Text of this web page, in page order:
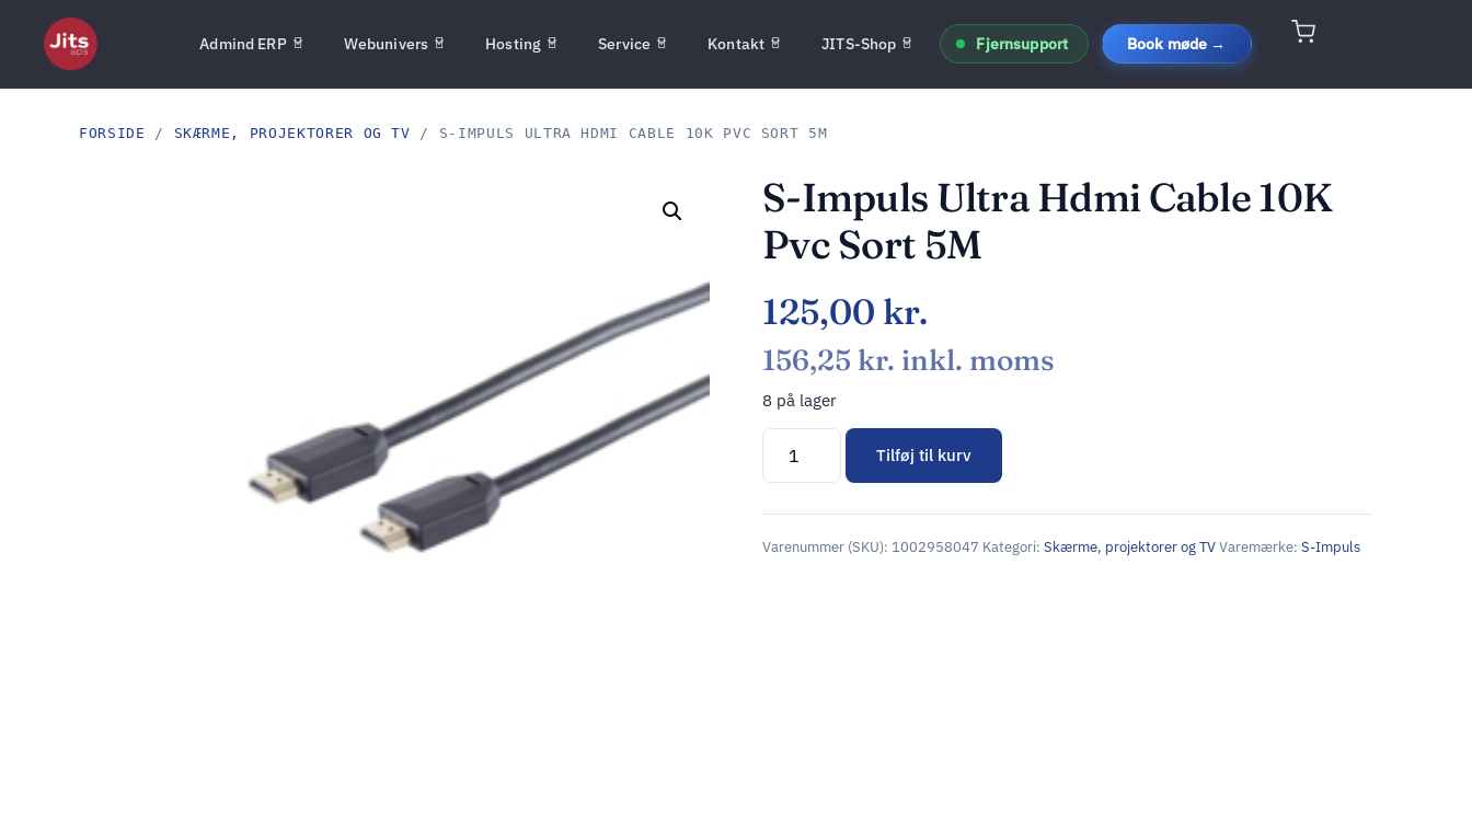
Admind ERP Webunivers Hosting Service Kontakt JITS-Shop Fjernsupport Book møde →
FORSIDE / SKÆRME, PROJEKTORER OG TV / S-IMPULS ULTRA HDMI CABLE 10K PVC SORT 5M
S-Impuls Ultra Hdmi Cable 10K
Pvc Sort 5M
125,00 kr.
156,25 kr. inkl. moms
8 på lager
Tilføj til kurv
Alternative:
Varenummer (SKU): 1002958047 Kategori: Skærme, projektorer og TVVaremærke: S-Impuls